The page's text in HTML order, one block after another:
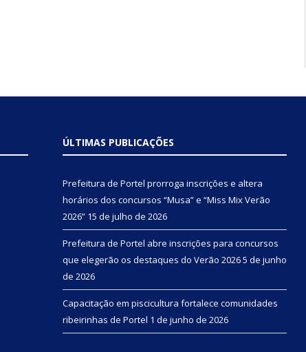
ÚLTIMAS PUBLICAÇÕES
Prefeitura de Portel prorroga inscrições e altera
horários dos concursos “Musa” e “Miss Mix Verão
2026” 15 de julho de 2026
Prefeitura de Portel abre inscrições para concursos
que elegerão os destaques do Verão 20265 de junho
de 2026
Capacitação em piscicultura fortalece comunidades
ribeirinhas de Portel 1 de junho de 2026